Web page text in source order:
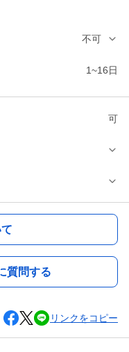
不可
1~16日
可
質問する
リンクをコピー